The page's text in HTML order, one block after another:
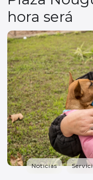
hora será
Noticias